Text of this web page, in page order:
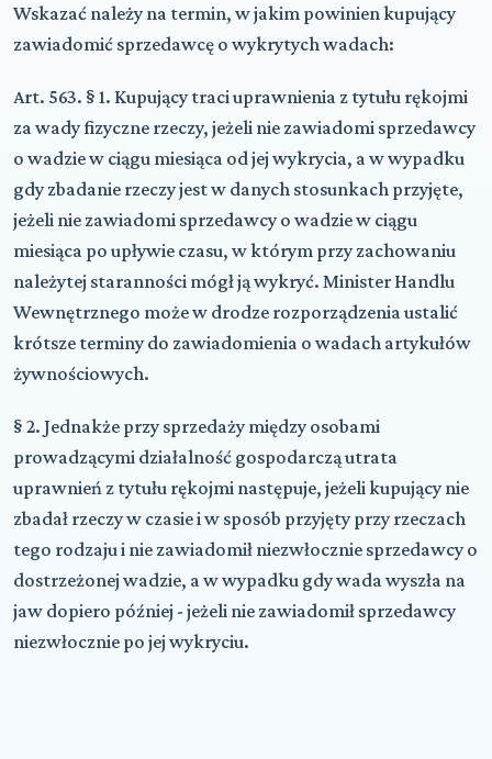
Wskazać należy na termin, w jakim powinien kupujący
zawiadomić sprzedawcę o wykrytych wadach:
Art. 563. § 1. Kupujący traci uprawnienia z tytułu rękojmi
za wady fizyczne rzeczy, jeżeli nie zawiadomi sprzedawcy
o wadzie w ciągu miesiąca od jej wykrycia, a w wypadku
gdy zbadanie rzeczy jest w danych stosunkach przyjęte,
jeżeli nie zawiadomi sprzedawcy o wadzie w ciągu
miesiąca po upływie czasu, w którym przy zachowaniu
należytej staranności mógł ją wykryć. Minister Handlu
Wewnętrznego może w drodze rozporządzenia ustalić
krótsze terminy do zawiadomienia o wadach artykułów
żywnościowych.
§ 2. Jednakże przy sprzedaży między osobami
prowadzącymi działalność gospodarczą utrata
uprawnień z tytułu rękojmi następuje, jeżeli kupujący nie
zbadał rzeczy w czasie i w sposób przyjęty przy rzeczach
tego rodzaju i nie zawiadomił niezwłocznie sprzedawcy o
dostrzeżonej wadzie, a w wypadku gdy wada wyszła na
jaw dopiero później - jeżeli nie zawiadomił sprzedawcy
niezwłocznie po jej wykryciu.